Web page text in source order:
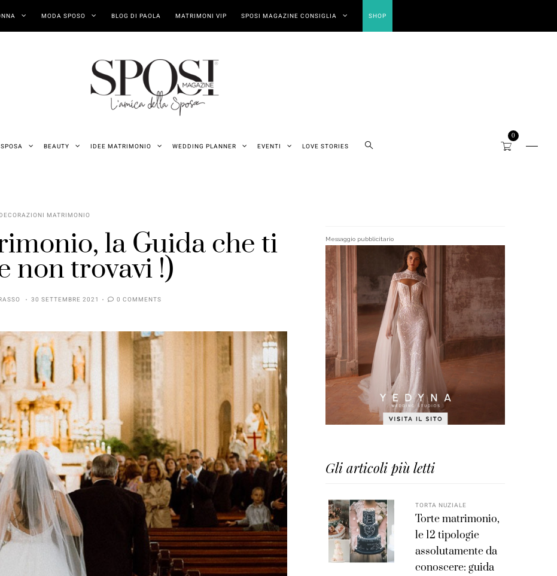
MODA SPOSO BLOG DI PAOLA MATRIMONI VIP SPOSI MAGAZINE CONSIGLIA SHOP
BEAUTY IDEE MATRIMONIO WEDDING PLANNER EVENTI LOVE STORIES
0
DECORAZIONI MATRIMONIO
la Guida che ti
non trovavi !)
30 SETTEMBRE 2021 0 COMMENTS
Messaggio pubblicitario
Gli articoli più letti
TORTA NUZIALE
Torte matrimonio,
le 12 tipologie
assolutamente da
conoscere: guida